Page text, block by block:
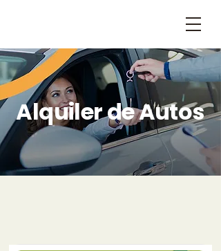
Alquiler de Autos